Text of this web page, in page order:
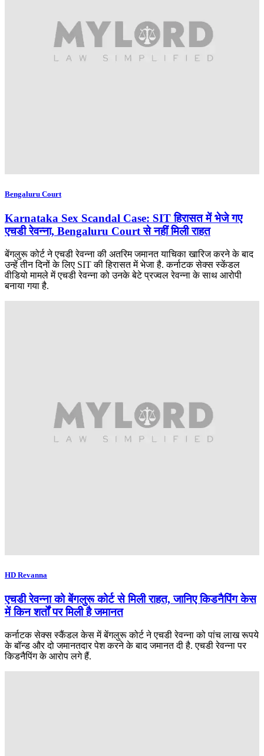
Bengaluru Court
Karnataka Sex Scandal Case: SIT हिरासत में भेजे गए
एचडी रेवन्ना, Bengaluru Court से नहीं मिली राहत
बेंगलुरू कोर्ट ने एचडी रेवन्ना की अतरिम जमानत याचिका खारिज करने के बाद
उन्हें तीन दिनों के लिए SIT की हिरासत में भेजा है. कर्नाटक सेक्स स्केंडल
वीडियो मामले में एचडी रेवन्ना को उनके बेटे प्रज्वल रेवन्ना के साथ आरोपी
बनाया गया है.
HD Revanna
एचडी रेवन्ना को बेंगलुरू कोर्ट से मिली राहत, जानिए किडनैपिंग केस
में किन शर्तों पर मिली है जमानत
कर्नाटक सेक्स स्कैंडल केस में बेंगलुरू कोर्ट ने एचडी रेवन्ना को पांच लाख रूपये
के बॉन्ड और दो जमानतदार पेश करने के बाद जमानत दी है. एचडी रेवन्ना पर
किडनैपिंग के आरोप लगे हैं.